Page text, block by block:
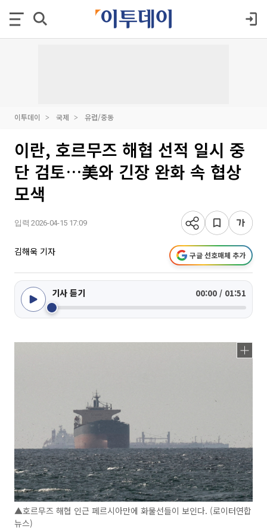
이투데이 국제 유럽/중동
이란, 호르무즈 해협 선적 일시 중
단 검토…美와 긴장 완화 속 협상
모색
입력 2026-04-15 17:09
김해욱 기자 구글 선호매체 추가
기사 듣기 00:00 / 01:51
▲호르무즈 해협 인근 페르시아만에 화물선들이 보인다. (로이터연합
뉴스)